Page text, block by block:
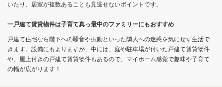
いたり、居室が複数あることも見逃せないポイントです。
一戸建て賃貸物件は子育て真っ最中のファミリーにもおすすめ
戸建て住宅なら階下への騒音や振動といった隣人への迷惑を気にせず生活で
きます。設備にもよりますが、中には、庭や駐車場が付いた戸建て賃貸物件
や、屋上付きの戸建て賃貸物件もあるので、マイホーム感覚で趣味や子育て
の幅が広がります！